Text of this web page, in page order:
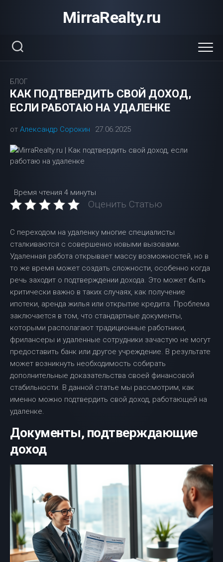
MirraRealty.ru
БЛОГ
КАК ПОДТВЕРДИТЬ СВОЙ ДОХОД,
ЕСЛИ РАБОТАЮ НА УДАЛЕНКЕ
от Александр Сорокин 27.06.2025
Время чтения 4 минуты
Оценить Статью
С переходом на удаленку многие специалисты
сталкиваются с совершенно новыми вызовами.
Удаленная работа открывает массу возможностей, но в
то же время может создать сложности, особенно когда
речь заходит о подтверждении дохода. Это может быть
критически важно в таких случаях, как получение
ипотеки, аренда жилья или открытие кредита. Проблема
заключается в том, что стандартные документы,
которыми располагают традиционные работники,
фрилансеры и удаленные сотрудники зачастую не могут
предоставить банк или другое учреждение. В результате
может возникнуть необходимость собирать
дополнительные доказательства своей финансовой
стабильности. В данной статье мы рассмотрим, как
именно можно подтвердить свой доход, работающей на
удаленке.
Документы, подтверждающие
доход